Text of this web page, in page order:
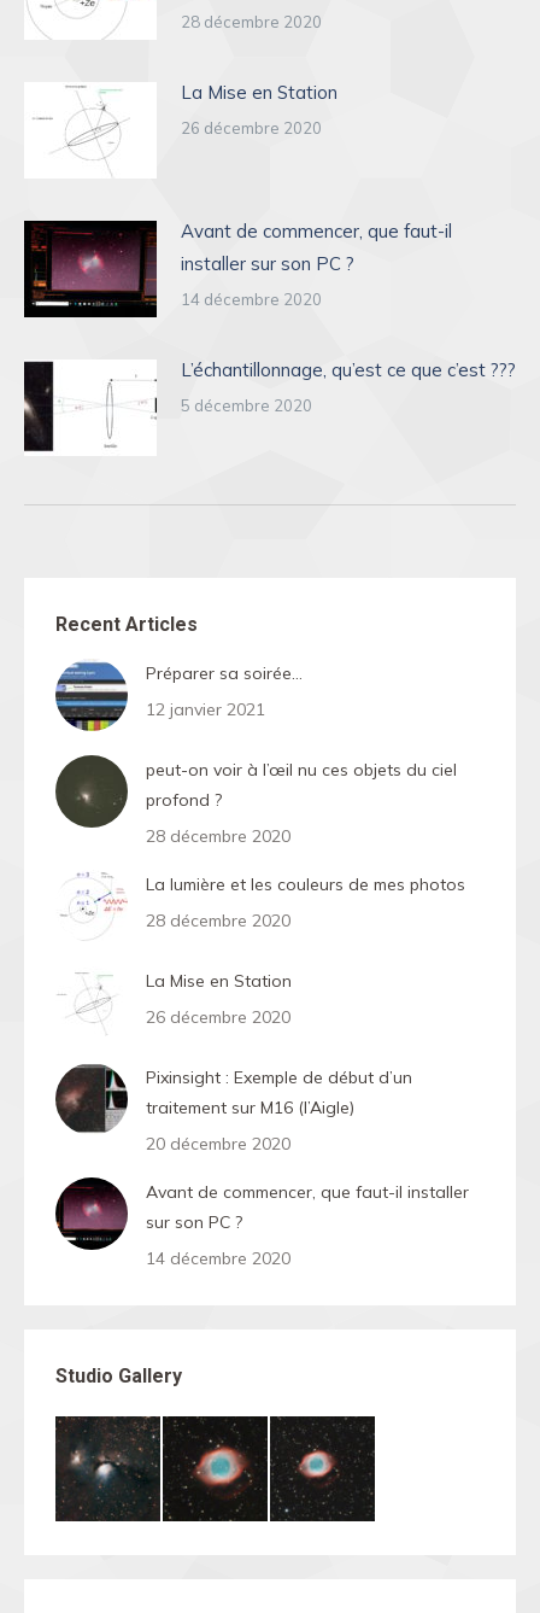
28 décembre 2020
La Mise en Station
26 décembre 2020
Avant de commencer, que faut-il
installer sur son PC ?
14 décembre 2020
L’échantillonnage, qu’est ce que c’est ???
5 décembre 2020
Recent Articles
Préparer sa soirée…
12 janvier 2021
peut-on voir à l’œil nu ces objets du ciel
profond ?
28 décembre 2020
La lumière et les couleurs de mes photos
28 décembre 2020
La Mise en Station
26 décembre 2020
Pixinsight : Exemple de début d’un
traitement sur M16 (l’Aigle)
20 décembre 2020
Avant de commencer, que faut-il installer
sur son PC ?
14 décembre 2020
Studio Gallery